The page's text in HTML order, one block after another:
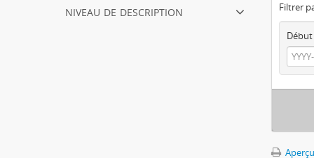
niveau de description Filtrer
Début